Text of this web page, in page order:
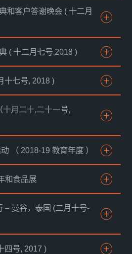
和客户答谢晚会 ( 十二月
( 十二月七号,2018 )
十七号, 2018 )
月二十,二十一号,
（ 2018-19 教育年度 ）
和食品展
– 曼谷，泰国 (二月十号-
四号, 2017 )